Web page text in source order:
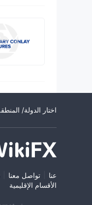
اختار الدولة/
عنا تواصل معنا
الأقسام الإقليمية